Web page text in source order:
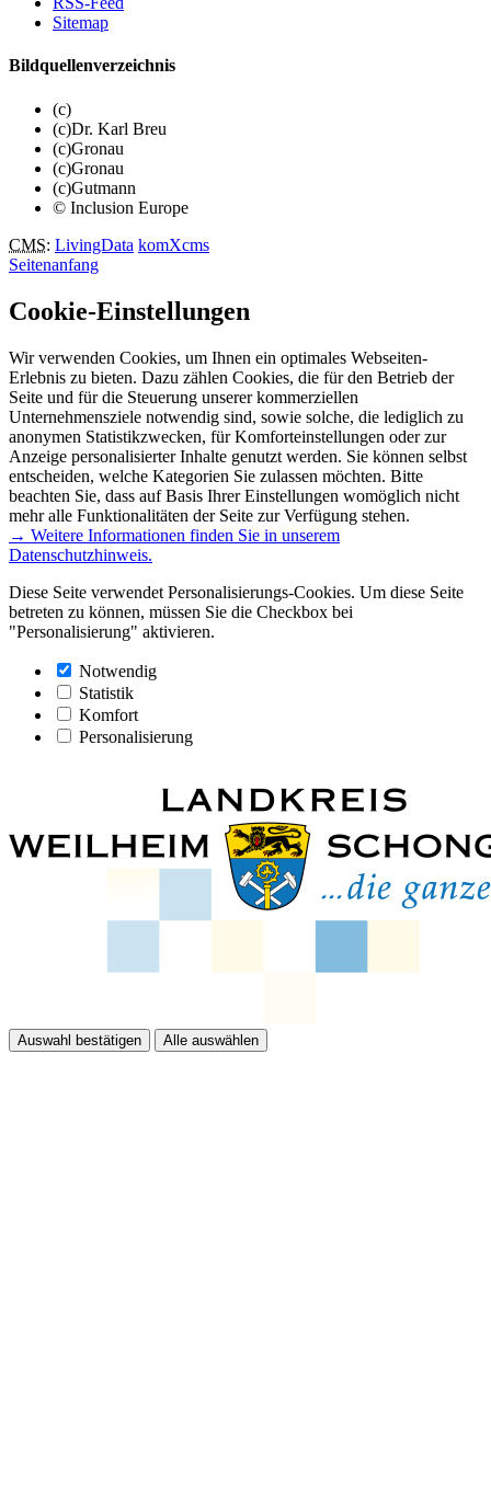
Sitemap
Bildquellenverzeichnis
(c)
(c)Dr. Karl Breu
(c)Gronau
(c)Gronau
(c)Gutmann
© Inclusion Europe
CMS: LivingData komXcms
Seitenanfang
Cookie-Einstellungen
Wir verwenden Cookies, um Ihnen ein optimales Webseiten-
Erlebnis zu bieten. Dazu zählen Cookies, die für den Betrieb der
Seite und für die Steuerung unserer kommerziellen
Unternehmensziele notwendig sind, sowie solche, die lediglich zu
anonymen Statistikzwecken, für Komforteinstellungen oder zur
Anzeige personalisierter Inhalte genutzt werden. Sie können selbst
entscheiden, welche Kategorien Sie zulassen möchten. Bitte
beachten Sie, dass auf Basis Ihrer Einstellungen womöglich nicht
mehr alle Funktionalitäten der Seite zur Verfügung stehen.
→ Weitere Informationen finden Sie in unserem
Datenschutzhinweis.
Diese Seite verwendet Personalisierungs-Cookies. Um diese Seite
betreten zu können, müssen Sie die Checkbox bei
"Personalisierung" aktivieren.
Notwendig
Statistik
Komfort
Personalisierung
Auswahl bestätigen Alle auswählen